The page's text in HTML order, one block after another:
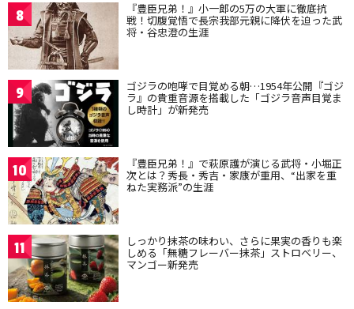
8 『豊臣兄弟！』小一郎の5万の大軍に徹底抗
戦！切腹覚悟で長宗我部元親に降伏を迫った武
将・谷忠澄の生涯
9 ゴジラの咆哮で目覚める朝…1954年公開『ゴジ
ラ』の貴重音源を搭載した「ゴジラ音声目覚ま
し時計」が新発売
10 『豊臣兄弟！』で萩原護が演じる武将・小堀正
次とは？秀長・秀吉・家康が重用、“出家を重
ねた実務派”の生涯
11 しっかり抹茶の味わい、さらに果実の香りも楽
しめる「無糖フレーバー抹茶」ストロベリー、
マンゴー新発売